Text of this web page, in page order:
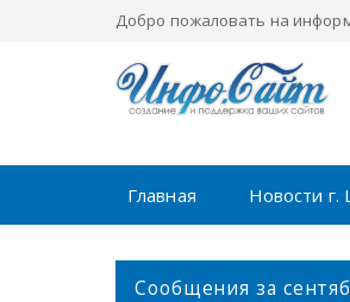
Добро пожаловать на
Главная Новости
Сообщения за